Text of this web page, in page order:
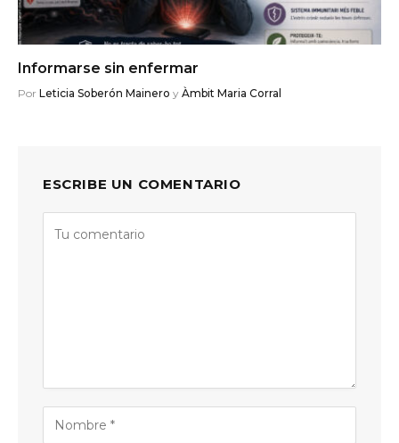
Informarse sin enfermar
Por Leticia Soberón Mainero y Àmbit Maria Corral
ESCRIBE UN COMENTARIO